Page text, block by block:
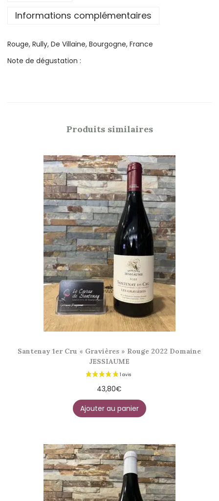
Informations complémentaires
Rouge, Rully, De Villaine, Bourgogne, France
Note de dégustation :
Produits similaires
Santenay 1er Cru « Gravières » Rouge 2022 Domaine
JESSIAUME
43,80€
Ajouter au panier